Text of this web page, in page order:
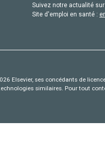
Suivez notre actualité
Site d'emploi en santé :
Elsevier, ses concédants de
similaires. Pour tout